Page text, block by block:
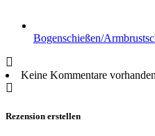
Bogenschießen/
Keine Kommentare
Rezension erstellen